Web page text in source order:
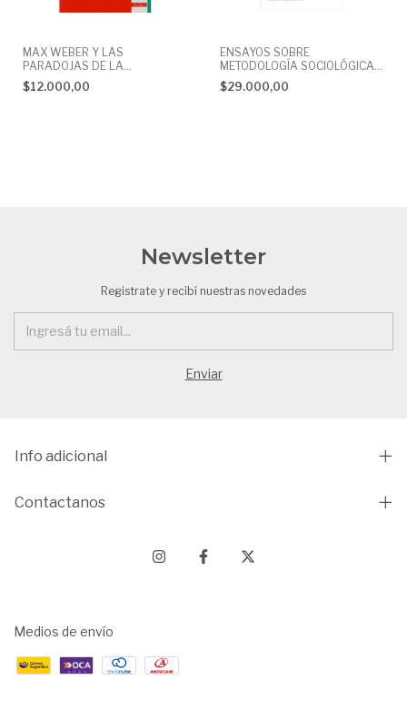
MAX WEBER Y LAS
PARADOJAS DE LA
MODERNIDAD. MICHAEL LÖWY
$12.000,00
ENSAYOS SOBRE
METODOLOGÍA SOCIOLÓGICA.
MAX WEBER
$29.000,00
Newsletter
Registrate y recibí nuestras novedades
Info adicional
Contactanos
Medios de envío